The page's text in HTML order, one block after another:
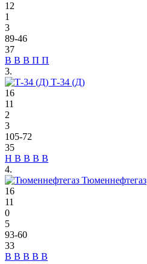
12
1
3
89-46
37
В В В П П
3.
Т-34 (Д)
16
11
2
3
105-72
35
Н В В В В
4.
Тюменнефтегаз
16
11
0
5
93-60
33
В В В В В